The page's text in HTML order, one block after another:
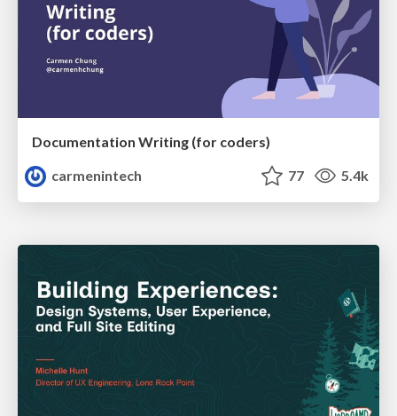
Documentation Writing (for coders)
carmenintech
77 5.4k